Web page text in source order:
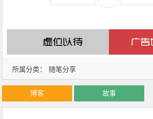
所属分类： 随笔分享
博客 故事